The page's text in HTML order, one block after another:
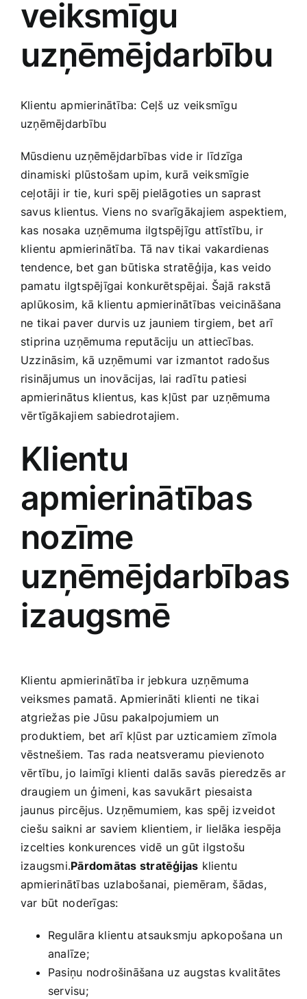
Medicīnas preces
Mobilie telefoni, planšetdatori
Preces birojam
Preces pieaugušajiem
Rotaļlietas, bērnu preces
Smaržas, kosmētika
Sports, tūrisms un atpūta
TV un Sadzīves tehnika
Zoo preces
veiksmīgu
uzņēmējdarbību
Klientu⁤ apmierinātība: Ceļš uz veiksmīgu
uzņēmējdarbību
Mūsdienu uzņēmējdarbības vide ir līdzīga
dinamiski⁤ plūstošam upim, kurā‍ veiksmīgie
ceļotāji ir tie, kuri spēj pielāgoties un⁣ saprast⁢
savus klientus. ​Viens​ no⁤ svarīgākajiem aspektiem,​
kas nosaka​ uzņēmuma ilgtspējīgu attīstību, ir
klientu apmierinātība. Tā nav tikai vakardienas‍
tendence, bet gan būtiska ‌stratēģija, ​kas ‌veido
pamatu ilgtspējīgai konkurētspējai. Šajā⁣ rakstā
aplūkosim,‌ kā klientu apmierinātības veicināšana
‌ne tikai paver durvis uz jauniem tirgiem, bet⁤ arī ​
stiprina uzņēmuma​ reputāciju⁣ un attiecības.
Uzzināsim, kā ​uzņēmumi var izmantot radošus
risinājumus un inovācijas, ⁤lai radītu patiesi⁣
apmierinātus klientus, kas kļūst par ⁤uzņēmuma
vērtīgākajiem sabiedrotajiem.
Klientu
apmierinātības
nozīme⁤
uzņēmējdarbības
izaugsmē
Klientu apmierinātība ir jebkura‍ uzņēmuma
veiksmes pamatā. Apmierināti klienti ne tikai
atgriežas pie Jūsu pakalpojumiem ​un
produktiem, bet arī kļūst⁤ par uzticamiem zīmola
vēstnešiem. Tas rada neatsveramu pievienoto
vērtību, ⁣jo laimīgi​ klienti dalās savās pieredzēs ⁢ar
draugiem ⁣un⁢ ģimeni, kas savukārt ⁢piesaista
jaunus pircējus. Uzņēmumiem, ‍kas spēj‍ izveidot
ciešu saikni‍ ar​ saviem klientiem, ir lielāka ‌iespēja
⁣izcelties konkurences vidē un gūt ilgstošu
izaugsmi.Pārdomātas stratēģijas klientu
apmierinātības uzlabošanai,⁤ piemēram, ​šādas,
var būt ⁢noderīgas:
Regulāra klientu atsauksmju apkopošana un‍
analīze;
Pasiņu nodrošināšana⁤ uz ⁢augstas kvalitātes ​
servisu;